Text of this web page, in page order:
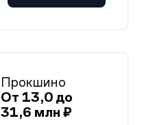
Прокшино
От 13,0 до
31,6 млн ₽